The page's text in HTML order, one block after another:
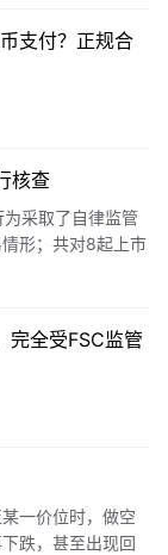
支付？正规合
核查
采取了自律监管
形；共对8起上市
违规案件线索。
完全受FSC监管
一价位时，做空
跌，甚至出现回